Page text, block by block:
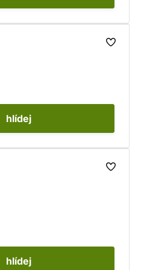
hlídej
hlídej